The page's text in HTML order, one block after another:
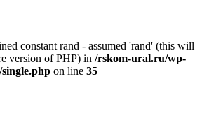
constant rand - assumed 'rand' (this will
version of PHP) in /rskom-ural.ru/wp-
on line 35